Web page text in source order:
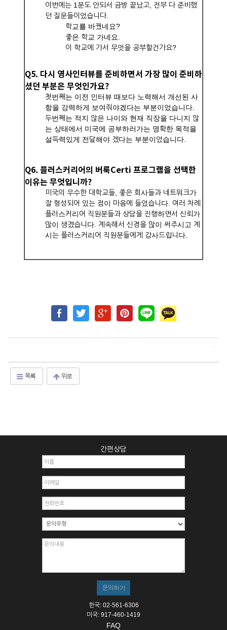
이번에는 1분도 안되서 금방 끝났고, 전부 다 준비했
던 질문들이었습니다.
학교를 바꿨네요?
좋은 학교 가네요.
이 학교에 가서 무엇을 공부할건가요?
Q5. 다시 영사인터뷰를 준비하면서 가장 많이 준비하
셨던 부분은 무엇인가요?
첫번째는 이전 인터뷰 때보다 노력해서 개선된 사
항을 강력하게 보여줘야겠다는 부분이었습니다.
두번째는 적지 않은 나이와 현재 직장을 다니지 않
는 상태에서 미국에 공부하러가는 명확한 목적을
설득력있게 전달해야 겠다는 부분이었습니다.
Q6. 플러스커리어의 버룩Certi 프로그램을 선택한
이유는 무엇입니까?
미국의 우수한 대학교들, 좋은 회사들과 네트워크가
잘 형성되어 있는 점이 마음에 들었습니다. 여러 차례
플러스커리어 직원분들과 상담을 진행하면서 신뢰가
많이 생겼습니다. 계속해서 신경을 많이 써주시고 계
시는 플러스커리어 직원분들에게 감사드립니다.
목록 위로
간편상담
한국: 02-561-6306
미국: 917-460-1419
FAQ